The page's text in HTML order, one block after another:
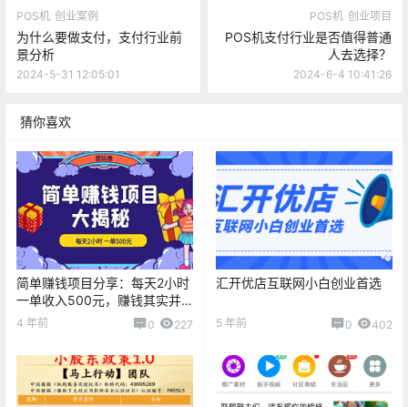
POS机 创业案例
为什么要做支付，支付行业前
景分析
2024-5-31 12:05:01
POS机 创业项目
POS机支付行业是否值得普通
人去选择？
2024-6-4 10:41:26
猜你喜欢
简单赚钱项目分享：每天2小时
一单收入500元，赚钱其实并
不难！！！
4 年前 0 227
汇开优店互联网小白创业首选
5 年前 0 402